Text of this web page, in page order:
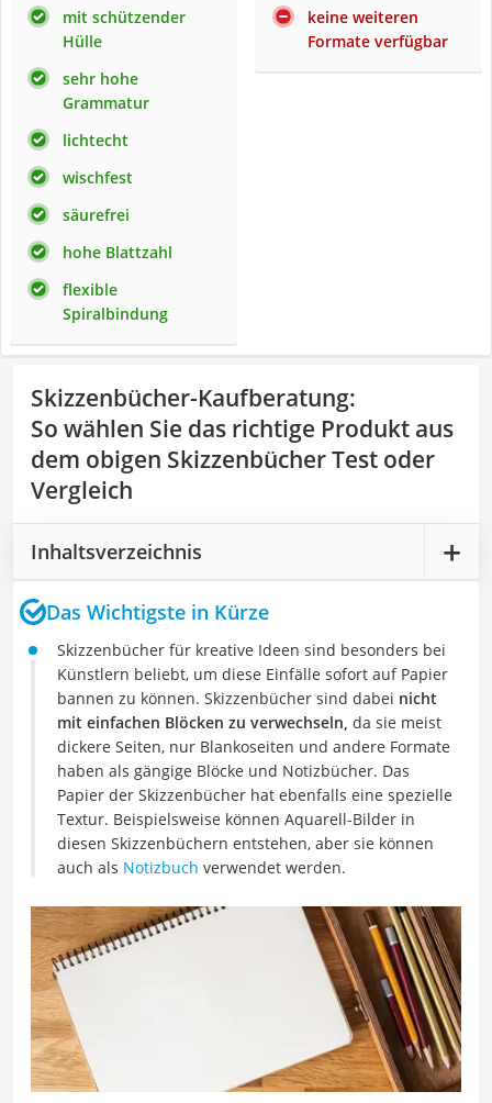
mit schützender
Hülle
sehr hohe
Grammatur
lichtecht
wischfest
säurefrei
hohe Blattzahl
flexible
Spiralbindung
keine weiteren
Formate verfügbar
Skizzenbücher-Kaufberatung:
So wählen Sie das richtige Produkt aus
dem obigen Skizzenbücher Test oder
Vergleich
Inhaltsverzeichnis
Das Wichtigste in Kürze
Skizzenbücher für kreative Ideen sind besonders bei
Künstlern beliebt, um diese Einfälle sofort auf Papier
bannen zu können. Skizzenbücher sind dabei nicht
mit einfachen Blöcken zu verwechseln, da sie meist
dickere Seiten, nur Blankoseiten und andere Formate
haben als gängige Blöcke und Notizbücher. Das
Papier der Skizzenbücher hat ebenfalls eine spezielle
Textur. Beispielsweise können Aquarell-Bilder in
diesen Skizzenbüchern entstehen, aber sie können
auch als Notizbuch verwendet werden.